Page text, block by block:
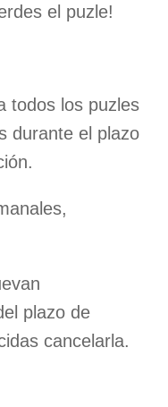
el puzle!
todos los puzles
durante el plazo
plazo de
cancelarla.